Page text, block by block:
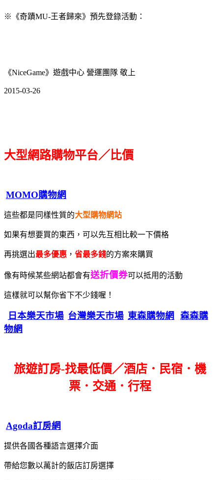
※《奇蹟MU-王者歸來》預先登錄活動：
《NiceGame》遊戲中心 營運團隊 敬上
2015-03-26
大型網路購物平台／比價
MOMO購物網
這些都是同樣性質的大型購物網站
如果有想要買的東西，可以先互相比較一下價格
再挑選出最多優惠 ， 省最多錢的方案來購買
像有時候某些網站都會有送折價券可以抵用的活動
這樣就可以幫你省下不少錢喔！
日本樂天市場 台灣樂天市場 東森購物網
森森購
物網
旅遊訂房-找最低價／酒店．民宿．機
票．交通．行程
Agoda訂房網
提供各國各種語言選擇介面
帶給您數以萬計的飯店訂房選擇